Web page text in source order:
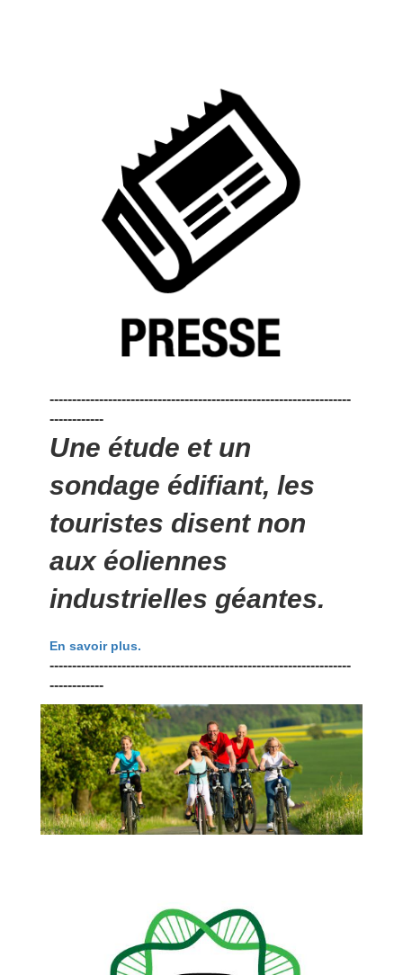
-------------------------------------------------------------------
------------
Une étude et un
sondage édifiant, les
touristes disent non
aux éoliennes
industrielles géantes.
En savoir plus.
-------------------------------------------------------------------
------------